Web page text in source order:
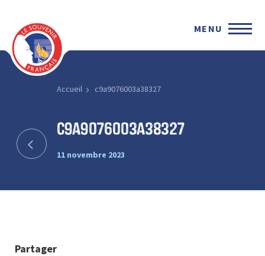
MENU
Accueil c9a9076003a38327
c9a9076003a38327
11 novembre 2023
Partager